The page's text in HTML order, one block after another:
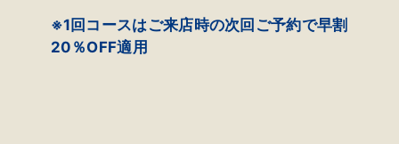
※1回コースはご来店時の次回ご予約で早割
20％OFF適用